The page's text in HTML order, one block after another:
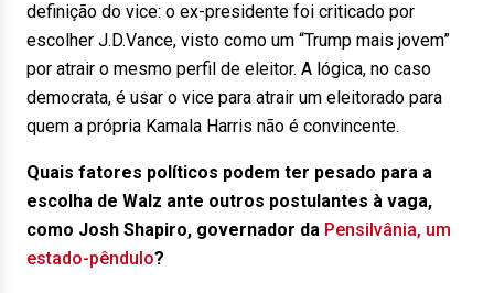
definição do vice: o ex-presidente foi criticado por
escolher J.D.Vance, visto como um “Trump mais jovem”
por atrair o mesmo perfil de eleitor. A lógica, no caso
democrata, é usar o vice para atrair um eleitorado para
quem a própria Kamala Harris não é convincente.
Quais fatores políticos podem ter pesado para a
escolha de Walz ante outros postulantes à vaga,
como Josh Shapiro, governador da Pensilvânia, um
estado-pêndulo?